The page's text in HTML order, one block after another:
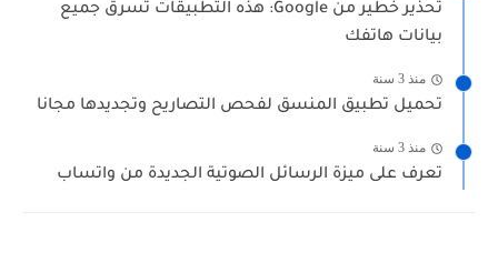
تحذير خطير من Google: هذه التطبيقات تسرق جميع
بيانات هاتفك
منذ 3 سنة
تحميل تطبيق المنسق لفحص التصاريح وتجديدها مجانا
منذ 3 سنة
تعرف على ميزة الرسائل الصوتية الجديدة من واتساب